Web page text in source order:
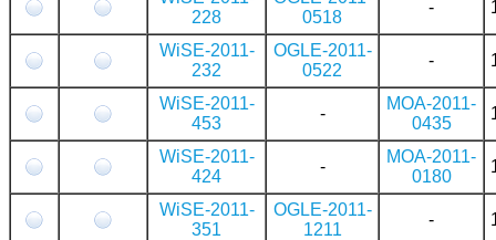
228
0518
-
WiSE-2011-
232
OGLE-2011-
0522
-
WiSE-2011-
453
-
MOA-2011-
0435
WiSE-2011-
424
-
MOA-2011-
0180
WiSE-2011-
351
OGLE-2011-
1211
-